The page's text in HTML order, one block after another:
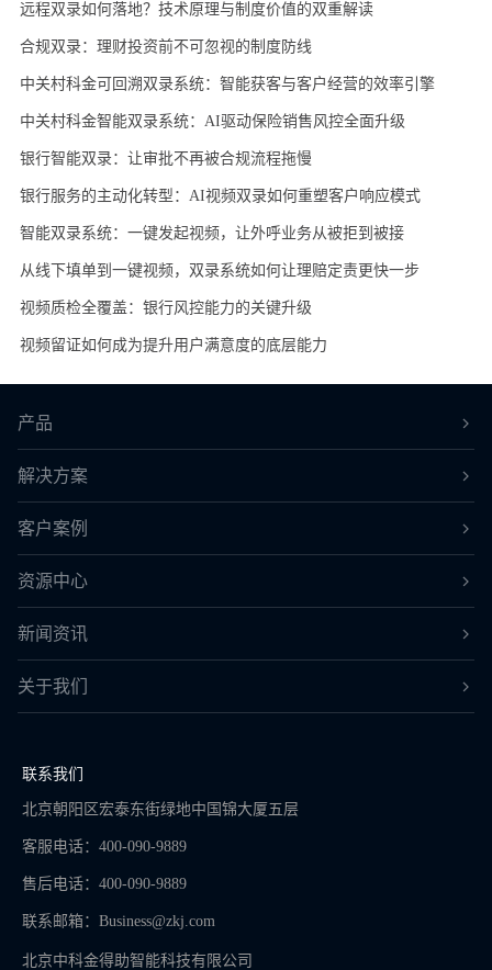
远程双录如何落地？技术原理与制度价值的双重解读
合规双录：理财投资前不可忽视的制度防线
中关村科金可回溯双录系统：智能获客与客户经营的效率引擎
中关村科金智能双录系统：AI驱动保险销售风控全面升级
​银行智能双录：让审批不再被合规流程拖慢
​银行服务的主动化转型：AI视频双录如何重塑客户响应模式
智能双录系统：一键发起视频，让外呼业务从被拒到被接
从线下填单到一键视频，双录系统如何让理赔定责更快一步
视频质检全覆盖：银行风控能力的关键升级
视频留证如何成为提升用户满意度的底层能力
产品
解决方案
客户案例
资源中心
新闻资讯
关于我们
联系我们
北京朝阳区宏泰东街绿地中国锦大厦五层
客服电话：400-090-9889
售后电话：400-090-9889
联系邮箱： Business@zkj.com
北京中科金得助智能科技有限公司